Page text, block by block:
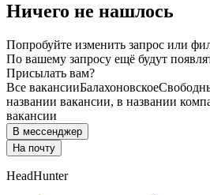
Ничего не нашлось
Попробуйте изменить запрос или
По вашему запросу ещё будут
Присылать вам?
Все вакансииБалахоновское
названии вакансии, в названии
вакансии
В мессенджер
На почту
HeadHunter